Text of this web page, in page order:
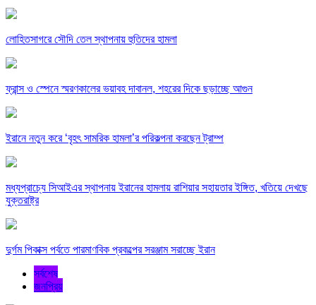
লোহিতসাগরে সৌদি তেল স্থাপনায় হুতিদের হামলা
ফ্রান্স ও স্পেনে স্মরণকালের ভয়াবহ দাবানল, শহরের দিকে ছড়াচ্ছে আগুন
ইরানে নতুন করে ‘বৃহৎ সামরিক হামলা’র পরিকল্পনা করছেন ট্রাম্প
মধ্যপ্রাচ্যে সিআইএর স্থাপনায় ইরানের হামলায় রাশিয়ার সহায়তার ইঙ্গিত, খতিয়ে দেখছে
যুক্তরাষ্ট্র
দুর্গম পিকাক্স পর্বতে পারমাণবিক প্রকল্পের সরঞ্জাম সরাচ্ছে ইরান
সর্বশেষ
জনপ্রিয়